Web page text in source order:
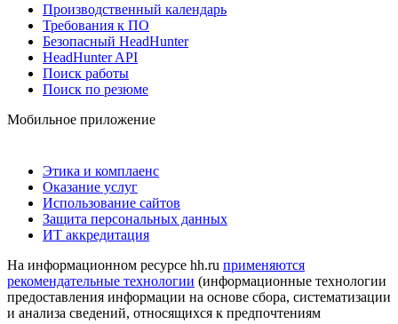
Производственный календарь
Требования к ПО
Безопасный HeadHunter
HeadHunter API
Поиск работы
Поиск по резюме
Мобильное приложение
Этика и комплаенс
Оказание услуг
Использование сайтов
Защита персональных данных
ИТ аккредитация
На информационном ресурсе hh.ru применяются
рекомендательные технологии (информационные технологии
предоставления информации на основе сбора, систематизации
и анализа сведений, относящихся к предпочтениям